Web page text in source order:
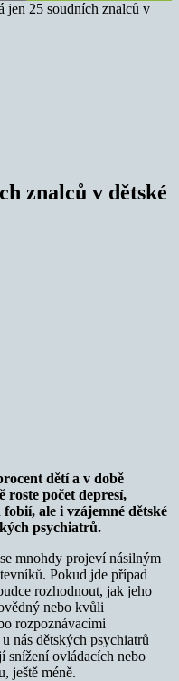
jen 25 soudních znalců v
znalců v dětské
dětí a v době
roste počet depresí,
ale i vzájemné dětské
psychiatrů.
mnohdy projeví násilným
Pokud jde případ
rozhodnout, jak jeho
nebo kvůli
rozpoznávacími
nás dětských psychiatrů
snížení ovládacích nebo
ještě méně.